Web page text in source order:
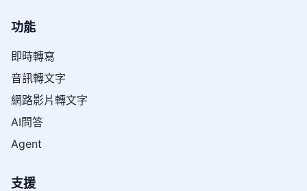
功能
即時轉寫
音訊轉文字
網路影片轉文字
AI問答
Agent
支援